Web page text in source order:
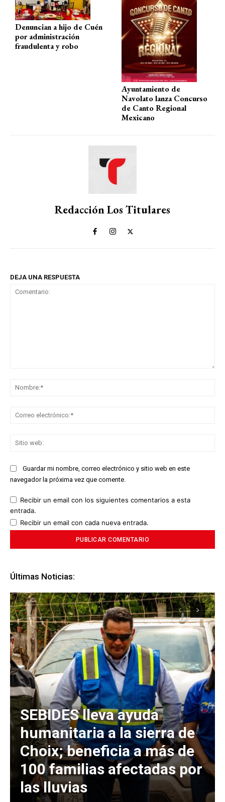
Denuncian a hijo de Cuén
por administración
fraudulenta y robo
Ayuntamiento de
Navolato lanza Concurso
de Canto Regional
Mexicano
Redacción Los Titulares
DEJA UNA RESPUESTA
Guardar mi nombre, correo electrónico y sitio web en este
navegador la próxima vez que comente.
Recibir un email con los siguientes comentarios a esta
entrada.
Recibir un email con cada nueva entrada.
Últimas Noticias:
SEBIDES lleva ayuda
humanitaria a la sierra de
Choix; beneficia a más de
100 familias afectadas por
las lluvias